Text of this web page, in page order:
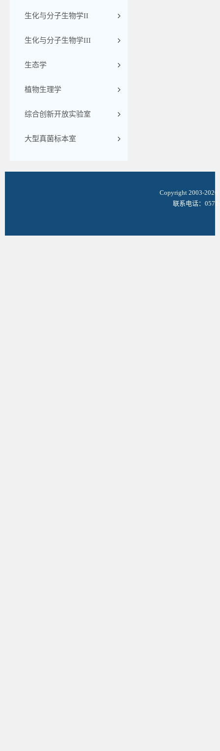
生化与分子生物学II
生化与分子生物学III
生态学
植物生理学
综合创新开放实验室
大型真菌标本室
Copyright 2003-
联系电话：